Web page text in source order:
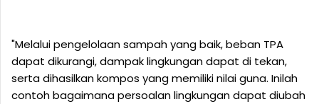
"Melalui pengelolaan sampah yang baik, beban TPA
dapat dikurangi, dampak lingkungan dapat di tekan,
serta dihasilkan kompos yang memiliki nilai guna. Inilah
contoh bagaimana persoalan lingkungan dapat diubah